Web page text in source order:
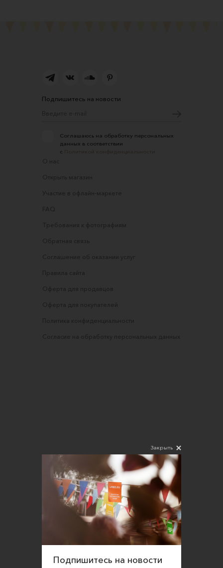
Подпишитесь на новости
Соглашаюсь на обработку персональных
данных в соответствии
с
О нас
Открыть магазин
Участие в офлайн-маркете
FAQ
Требования к фотографиям
Обратная связь
Соглашение об оказании услуг
Правила сайта
Оферта для продавцов
Оферта для покупателей
Политика конфиденциальности
Согласие на обработку персональных данных
Закрыть
Подпишитесь на новости